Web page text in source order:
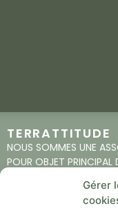
Gérer
TERRATTITUDE
NOUS SOMMES UNE
POUR OBJET PRINCIPAL
L’AGRICULTURE, LA